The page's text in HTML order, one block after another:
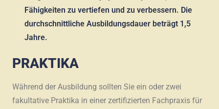
Fähigkeiten zu vertiefen und zu verbessern. Die
durchschnittliche Ausbildungsdauer beträgt 1,5
Jahre.
PRAKTIKA
Während der Ausbildung sollten Sie ein oder zwei
fakultative Praktika in einer zertifizierten Fachpraxis für